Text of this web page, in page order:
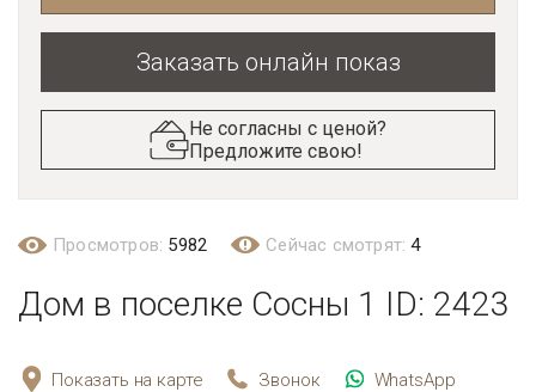
Заказать онлайн показ
Не согласны с ценой?
Предложите свою!
Просмотров: 5982 Сейчас смотрят:4
Дом в поселке Сосны 1 ID: 2423
Показать на карте Звонок WhatsApp